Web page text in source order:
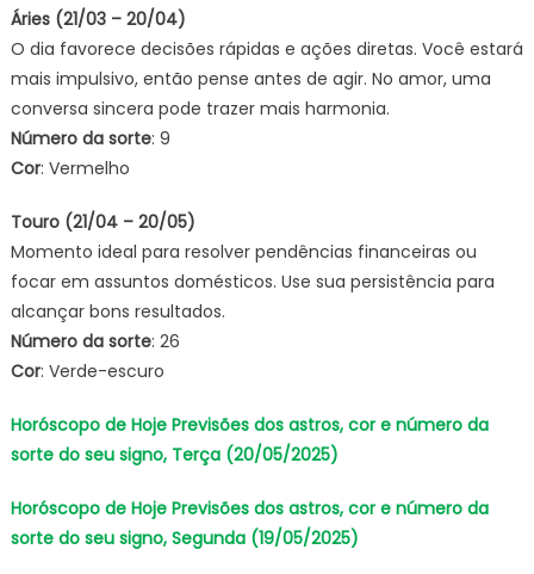
Áries (21/03 – 20/04)
O dia favorece decisões rápidas e ações diretas. Você estará
mais impulsivo, então pense antes de agir. No amor, uma
conversa sincera pode trazer mais harmonia.
Número da sorte: 9
Cor: Vermelho
Touro (21/04 – 20/05)
Momento ideal para resolver pendências financeiras ou
focar em assuntos domésticos. Use sua persistência para
alcançar bons resultados.
Número da sorte: 26
Cor: Verde-escuro
Horóscopo de Hoje Previsões dos astros, cor e número da
sorte do seu signo, Terça (20/05/2025)
Horóscopo de Hoje Previsões dos astros, cor e número da
sorte do seu signo, Segunda (19/05/2025)